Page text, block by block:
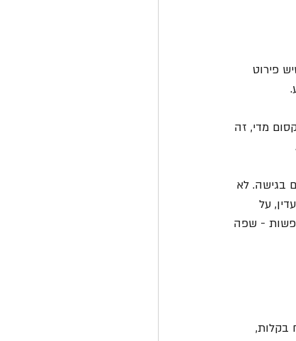
פירוט
מדי, זה
בגישה. לא
על
- שפה
בקלות,